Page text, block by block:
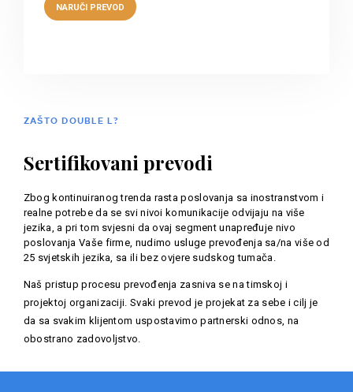
ZAŠTO DOUBLE L?
Sertifikovani prevodi
Zbog kontinuiranog trenda rasta poslovanja sa inostranstvom i
realne potrebe da se svi nivoi komunikacije odvijaju na više
jezika, a pri tom svjesni da ovaj segment unapređuje nivo
poslovanja Vaše firme, nudimo usluge prevođenja sa/na više od
25 svjetskih jezika, sa ili bez ovjere sudskog tumača.
Naš pristup procesu prevođenja zasniva se na timskoj i
projektoj organizaciji. Svaki prevod je projekat za sebe i cilj je
da sa svakim klijentom uspostavimo partnerski odnos, na
obostrano zadovoljstvo.